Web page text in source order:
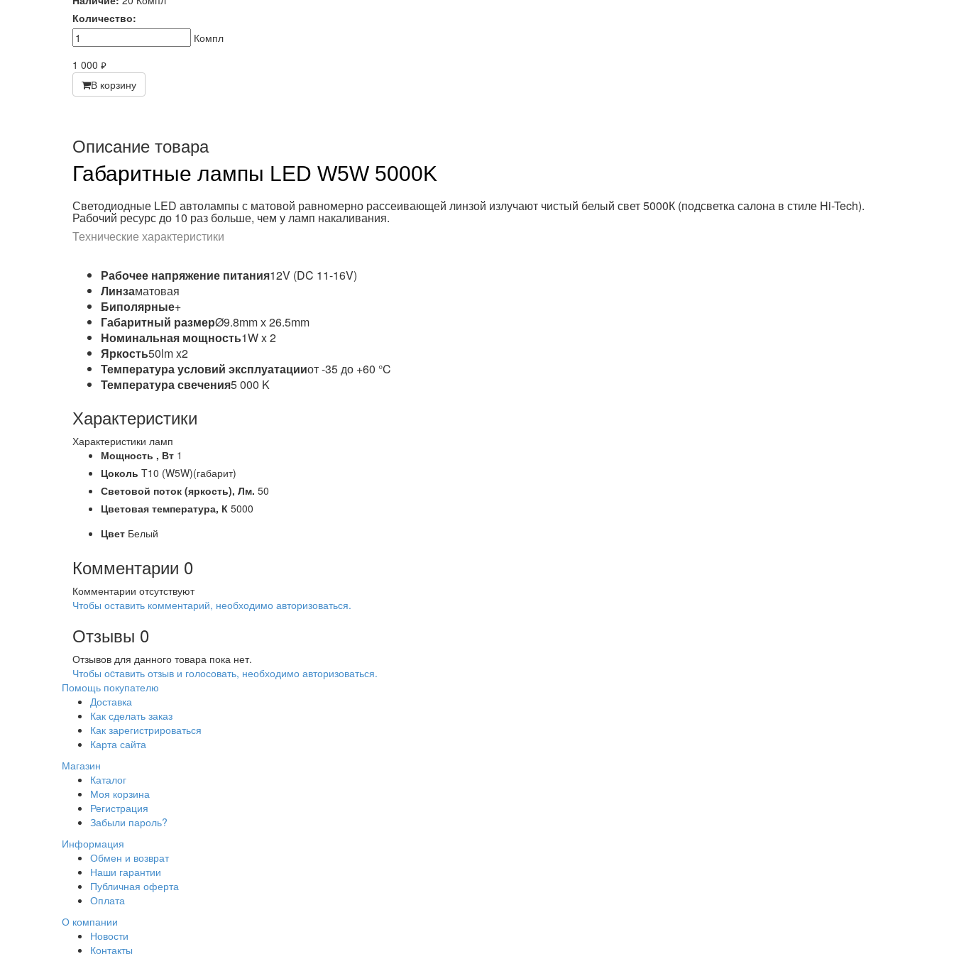
Количество:
Компл
1 000 руб.
В корзину
Описание товара
Габаритные лампы LED W5W 5000K
Светодиодные LED автолампы с матовой равномерно рассеивающей линзой излучают чистый белый свет 5000К (подсветка салона в стиле Hi-Tech).
Рабочий ресурс до 10 раз больше, чем у ламп накаливания.
Технические характеристики
Рабочее напряжение питания12V (DC 11-16V)
Линзаматовая
Биполярные+
Габаритный размерØ9.8mm х 26.5mm
Номинальная мощность1W x 2
Яркость50lm x2
Температура условий эксплуатацииот -35 до +60 °C
Температура свечения5 000 K
Характеристики
Характеристики ламп
Мощность , Вт 1
Цоколь T10 (W5W)(габарит)
Световой поток (яркость), Лм. 50
Цветовая температура, К 5000
Цвет Белый
Комментарии 0
Комментарии отсутствуют
Чтобы оставить комментарий, необходимо авторизоваться.
Отзывы 0
Отзывов для данного товара пока нет.
Чтобы оcтавить отзыв и голосовать, необходимо авторизоваться.
Помощь покупателю
Доставка
Как сделать заказ
Как зарегистрироваться
Карта сайта
Магазин
Каталог
Моя корзина
Регистрация
Забыли пароль?
Информация
Обмен и возврат
Наши гарантии
Публичная оферта
Оплата
О компании
Новости
Контакты